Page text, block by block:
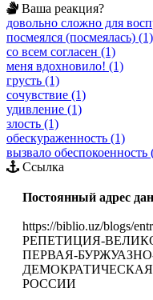
Ваша реакция?
довольно сложно для
посмеялся (посмеялась) (1)
со всем согласен (1)
меня вдохновило! (1)
грусть (1)
сочувствие (1)
удивление (1)
злость (1)
обескураженность (1)
вызвало обеспокоенность
Ссылка
Постоянный адрес
https://biblio.uz/blogs/
РЕПЕТИЦИЯ-
ПЕРВАЯ-
РОССИИ